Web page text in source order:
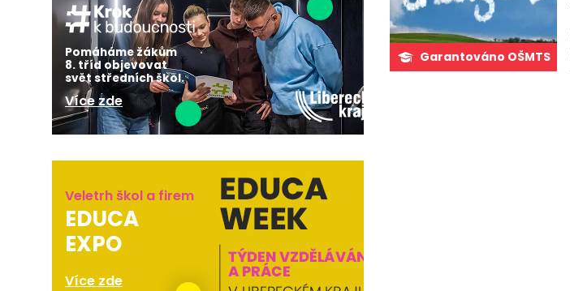
Garantováno OŠMTS
Pomáháme žákům
8. tříd objevovat
svět středních škol.
Více zde
Veletrh škol a firem
EDUCA
EXPO
Více zde